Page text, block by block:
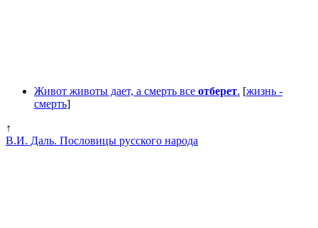
Живот животы дает, а смерть все отберет. [жизнь -
смерть]
↑
В.И. Даль. Пословицы русского народа